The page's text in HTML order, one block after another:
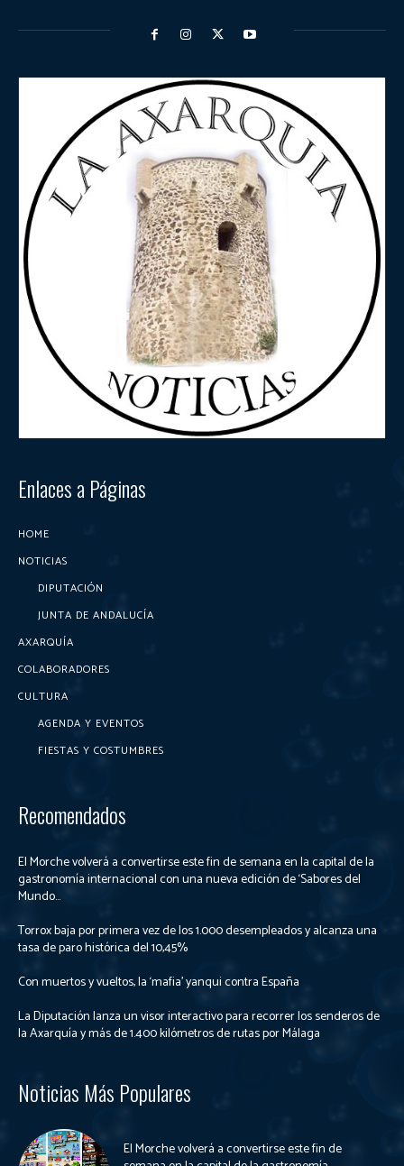
Enlaces a Páginas
HOME
NOTICIAS
DIPUTACIÓN
JUNTA DE ANDALUCÍA
AXARQUÍA
COLABORADORES
CULTURA
AGENDA Y EVENTOS
FIESTAS Y COSTUMBRES
Recomendados
El Morche volverá a convertirse este fin de semana en la capital de la
gastronomía internacional con una nueva edición de ‘Sabores del
Mundo...
Torrox baja por primera vez de los 1.000 desempleados y alcanza una
tasa de paro histórica del 10,45%
Con muertos y vueltos, la ‘mafia’ yanqui contra España
La Diputación lanza un visor interactivo para recorrer los senderos de
la Axarquía y más de 1.400 kilómetros de rutas por Málaga
Noticias Más Populares
El Morche volverá a convertirse este fin de